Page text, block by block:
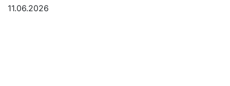
11.06.2026